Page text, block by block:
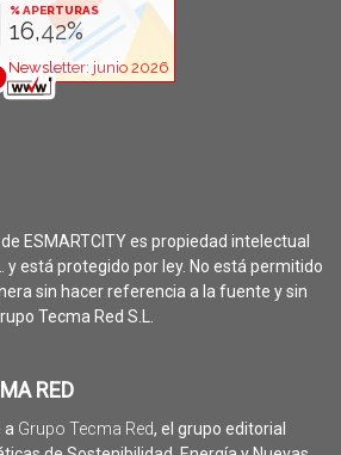
ESMARTCITY es propiedad intelectual
y está protegido por ley. No está permitido
sin hacer referencia a la fuente y sin
Tecma Red S.L.
RED
a Grupo Tecma Red, el grupo editorial